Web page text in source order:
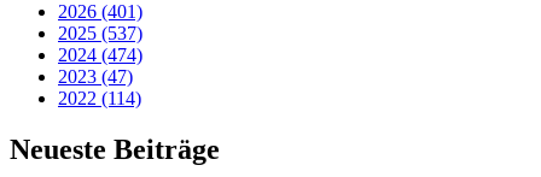
2026 (401)
2025 (537)
2024 (474)
2023 (47)
2022 (114)
Neueste Beiträge